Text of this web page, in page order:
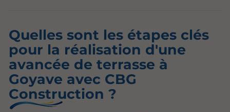
Quelles sont les étapes clés
pour la réalisation d'une
avancée de terrasse à
Goyave avec CBG
Construction ?